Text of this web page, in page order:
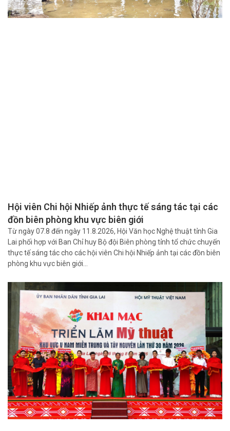
Hội viên Chi hội Nhiếp ảnh thực tế sáng tác tại các
đồn biên phòng khu vực biên giới
Từ ngày 07.8 đến ngày 11.8.2026, Hội Văn học Nghệ thuật tỉnh Gia
Lai phối hợp với Ban Chỉ huy Bộ đội Biên phòng tỉnh tổ chức chuyến
thực tế sáng tác cho các hội viên Chi hội Nhiếp ảnh tại các đồn biên
phòng khu vực biên giới…